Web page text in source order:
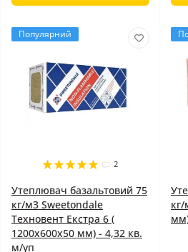
Популярний
2
Утеплювач базальтовий 75
кг/м3 Sweetondale
Техновент Екстра 6 (
1200x600x50 мм) - 4,32 кв.
м/уп